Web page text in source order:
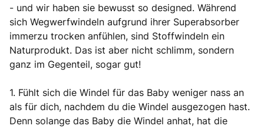
- und wir haben sie bewusst so designed. Während
sich Wegwerfwindeln aufgrund ihrer Superabsorber
immerzu trocken anfühlen, sind Stoffwindeln ein
Naturprodukt. Das ist aber nicht schlimm, sondern
ganz im Gegenteil, sogar gut!
1. Fühlt sich die Windel für das Baby weniger nass an
als für dich, nachdem du die Windel ausgezogen hast.
Denn solange das Baby die Windel anhat, hat die